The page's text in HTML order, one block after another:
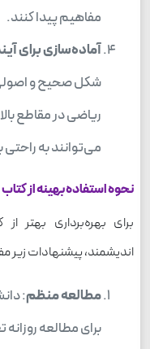
مفاهیم پیدا کنند.
آماده‌سازی برای
شکل صحیح و
ریاضی در مقاطع
می‌توانند به
نحوه استفاده بهینه از کتاب
برای بهره‌برداری بهتر
اندیشمند، پیشنهادات زیر
مطالعه منظم:
برای مطالعه